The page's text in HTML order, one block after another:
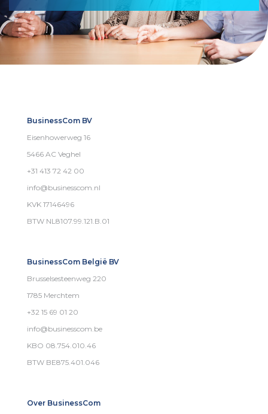
BusinessCom BV
Eisenhowerweg 16
5466 AC Veghel
+31 413 72 42 00
info@businesscom.nl
KVK 17146496
BTW NL8107.99.121.B.01
BusinessCom België BV
Brusselsesteenweg 220
1785 Merchtem
+32 15 69 01 20
info@businesscom.be
KBO 08.754.010.46
BTW BE875.401.046
Over BusinessCom